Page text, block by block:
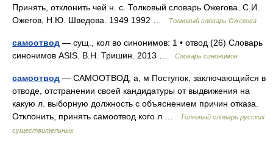
Принять, отклонить чей н. с. Толковый словарь Ожегова. С.И.
Ожегов, Н.Ю. Шведова. 1949 1992 …
Толковый словарь Ожегова
самоотвод — сущ., кол во синонимов: 1 • отвод (26) Словарь
синонимов ASIS. В.Н. Тришин. 2013 …
Словарь синонимов
самоотвод — САМООТВОД, а, м Поступок, заключающийся в
отводе, отстранении своей кандидатуры от выдвижения на
какую л. выборную должность с объяснением причин отказа.
Отклонить, принять самоотвод кого л …
Толковый словарь русских
существительных